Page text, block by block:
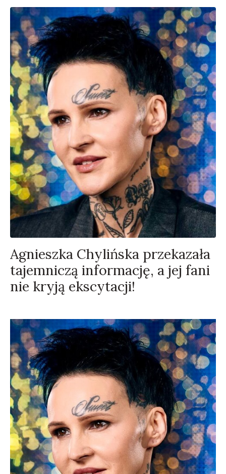
Agnieszka Chylińska przekazała
tajemniczą informację, a jej fani
nie kryją ekscytacji!